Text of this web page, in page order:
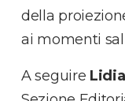
della
ai momenti
A seguire